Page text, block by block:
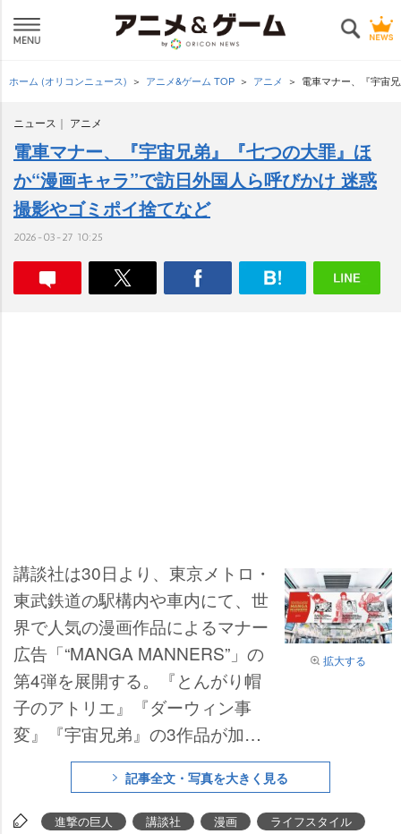
ホーム (オリコンニュース) アニメ&ゲーム TOP アニメ 電車マナー、『宇宙
ニュース アニメ
電車マナー、『宇宙兄弟』『七つの大罪』ほ
か“漫画キャラ”で訪日外国人ら呼びかけ 迷惑
撮影やゴミポイ捨てなど
2026-03-27 10:25
拡大する
講談社は30日より、東京メトロ・
東武鉄道の駅構内や車内にて、世
界で人気の漫画作品によるマナー
広告「“MANGA MANNERS”」の
第4弾を展開する。『とんがり帽
子のアトリエ』『ダーウィン事
変』『宇宙兄弟』の3作品が加わ
った。また訪日外国人に向け、日
本の鉄道を快適に利用することを
目指した新たなマナーも追加し
記事全文・写真を大きく見る
進撃の巨人 講談社 漫画
ライフスタイル